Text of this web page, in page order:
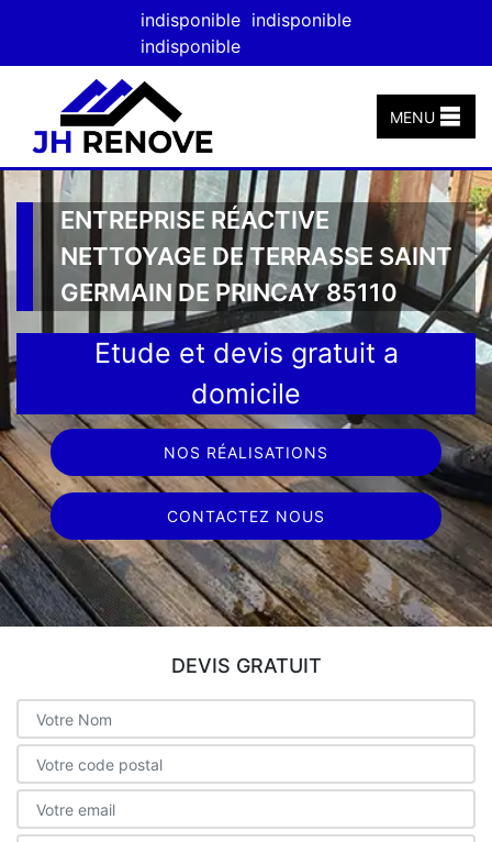
indisponible indisponible
indisponible
MENU
ENTREPRISE RÉACTIVE
NETTOYAGE DE TERRASSE SAINT
GERMAIN DE PRINCAY 85110
Etude et devis gratuit a
domicile
NOS RÉALISATIONS
CONTACTEZ NOUS
DEVIS GRATUIT